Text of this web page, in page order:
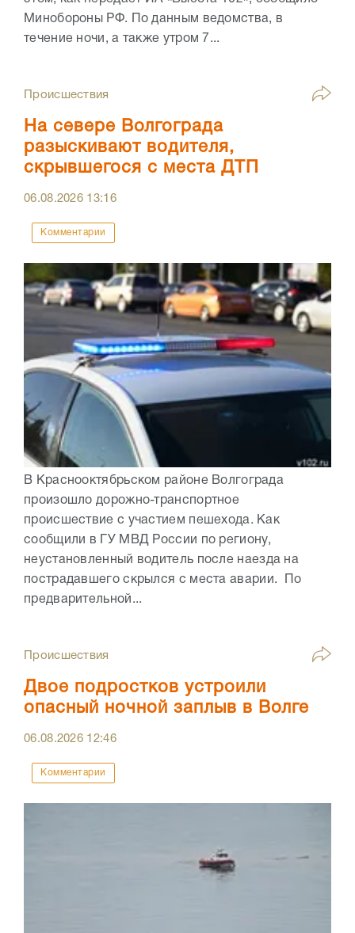
Минобороны РФ. По данным ведомства, в
течение ночи, а также утром 7...
Происшествия
На севере Волгограда
разыскивают водителя,
скрывшегося с места ДТП
06.08.2026 13:16
Комментарии
В Краснооктябрьском районе Волгограда
произошло дорожно-транспортное
происшествие с участием пешехода. Как
сообщили в ГУ МВД России по региону,
неустановленный водитель после наезда на
пострадавшего скрылся с места аварии. По
предварительной...
Происшествия
Двое подростков устроили
опасный ночной заплыв в Волге
06.08.2026 12:46
Комментарии